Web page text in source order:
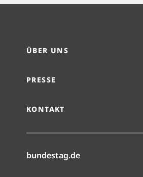
ÜBER UNS
PRESSE
KONTAKT
bundestag.de(öffnet in